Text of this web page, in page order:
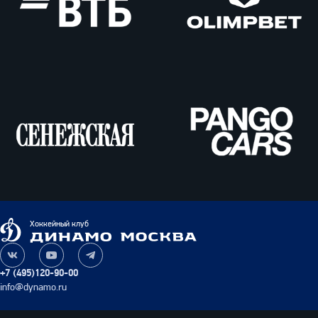
Cars
Динамо
Москва
Хоккейный клуб
+7 (495)120-90-00
info@dynamo.ru
Наша
группа
ВКонтакте
Наш
канал
на
Наш
канал